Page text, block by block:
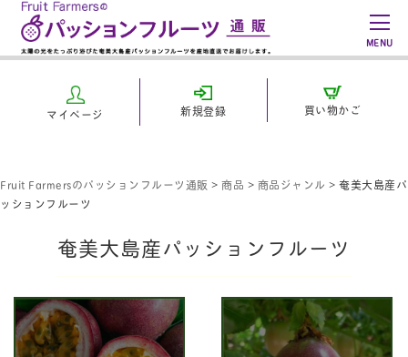
MENU
マイページ 新規登録 買い物かご
Fruit Farmersのパッションフルーツ通販 > 商品 > 商品ジャンル > 奄美大島産パ
ッションフルーツ
奄美大島産パッションフルーツ